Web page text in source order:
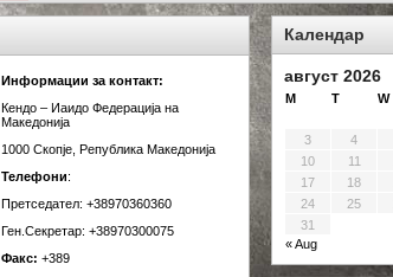
Информации за контакт:
Кендо – Иаидо Федерација на
Македонија
1000 Скопје, Република Македонија
Телефони:
Претседател: +38970360360
Ген.Секретар: +38970300075
Факс: +389
Календар
август 2026
M T W
« Aug
3
4
10
11
17
18
24
25
31